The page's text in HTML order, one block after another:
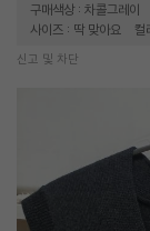
구매색상 : 차콜그레이
사이즈 : 딱 맞아요
컬
신고 및 차단